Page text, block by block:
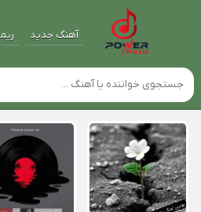
آهنگ جدید